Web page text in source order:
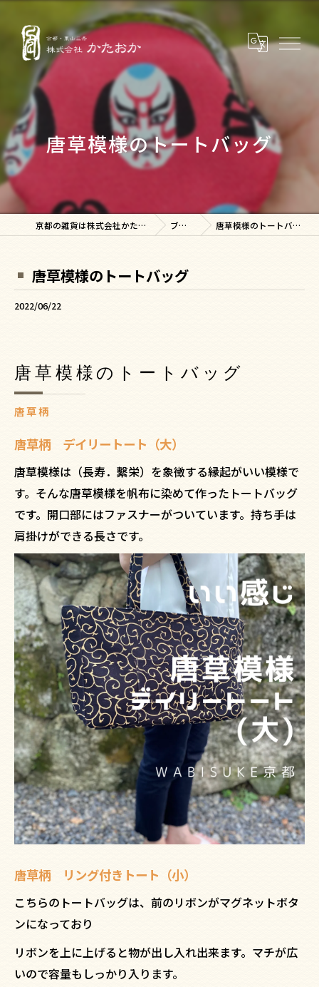
唐草模様のトートバッグ
京都の雑貨は株式会社かたおか ブログ 唐草模様のトートバッグ
唐草模様のトートバッグ
2022/06/22
唐草柄
唐草模様のトートバッグ
唐草柄 デイリートート（大）
唐草模様は（長寿．繫栄）を象徴する縁起がいい模様で
す。そんな唐草模様を帆布に染めて作ったトートバッグ
です。開口部にはファスナーがついています。持ち手は
肩掛けができる長さです。
唐草柄 リング付きトート（小）
こちらのトートバッグは、前のリボンがマグネットボタ
ンになっており
リボンを上に上げると物が出し入れ出来ます。マチが広
いので容量もしっかり入ります。